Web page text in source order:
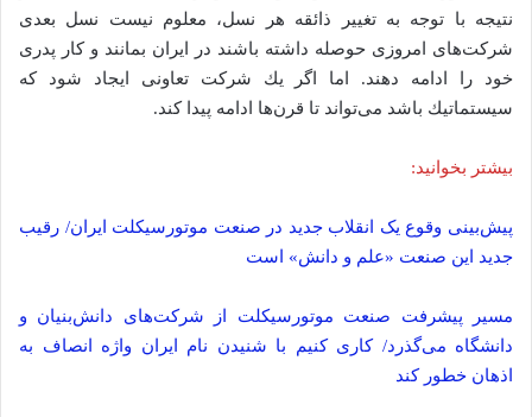
نتیجه با توجه به تغییر ذائقه هر نسل، معلوم نيست نسل بعدى
شركت‌های امروزی حوصله داشته باشند در ايران بمانند و كار پدرى
خود را ادامه دهند. اما اگر يك شركت تعاونى ايجاد شود كه
سيستماتيك باشد می‌تواند تا قرن‌ها ادامه پيدا کند.
بیشتر بخوانید:
پیش‌بینی وقوع یک انقلاب جدید در صنعت موتورسیکلت ایران/ رقیب
جدید این صنعت «علم و دانش» است
مسیر پیشرفت صنعت موتورسیکلت از شرکت‌های دانش‌بنیان و
دانشگاه می‌گذرد/ کاری کنیم با شنیدن نام ایران واژه انصاف به
اذهان خطور کند